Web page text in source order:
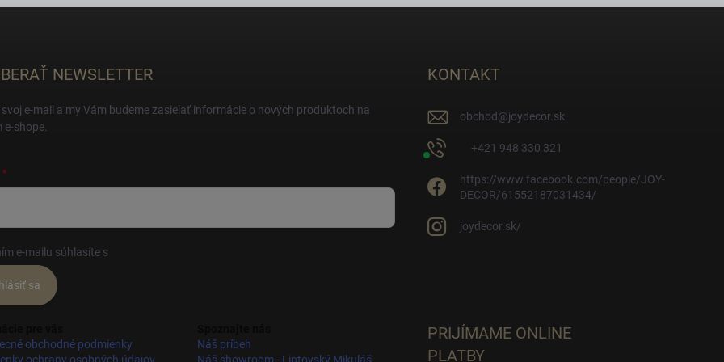
NEWSLETTER
e-mail a my Vám budeme zasielať informácie o nových produktoch na
e-shope.
e-mailu súhlasíte s
sa
KONTAKT
obchod@joydecor.sk
+421 948 330 321
https://www.facebook.com/people/JOY-
DECOR/61552187031434/
joydecor.sk/
obchodné podmienky
Náš príbeh
PRIJÍMAME ONLINE
PLATBY